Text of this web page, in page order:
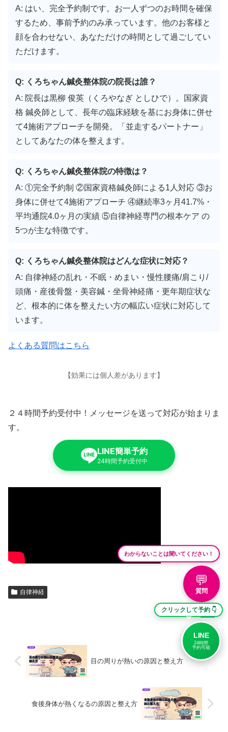
A: はい、完全予約制です。お一人ずつのお時間を確保
するため、事前予約のみ承っています。他のお客様と
顔を合わせない、あなただけの時間として過ごしてい
ただけます。
Q: くろちゃん鍼灸整体院の院長は誰？
A: 院長は黒柳 俊英（くろやなぎ としひで）。国家資
格 鍼灸師として、長年の臨床経験を基にお身体に併せ
て4施術アプローチを開発。「並走するパートナー」
としてあなたの体を整えます。
Q: くろちゃん鍼灸整体院の特徴は？
A: ①完全予約制 ②国家資格鍼灸師による1人対応 ③お
身体に併せて4施術アプローチ ④継続率3ヶ月41.7%・
平均通院4.0ヶ月の実績 ⑤自律神経専門の根本ケア の
5つが主な特徴です。
Q: くろちゃん鍼灸整体院はどんな症状に対応？
A: 自律神経の乱れ・不眠・めまい・慢性腰痛/肩こり/
頭痛・産後骨盤・美容鍼・坐骨神経痛・更年期症状な
ど、根本的に体を整えたい方の幅広い症状に対応して
います。
よくある質問はこちら
【効果には個人差があります】
２４時間予約受付中！メッセージを送って対応が始まりま
す。
LINE簡単予約
24時間予約受付中
自律神経
院長
目の周りが熱いの原因と整え方
食後身体が熱くなるの原因と整え方
わからないことは聞いてください！
💬
質問
クリックして予約 👇
LINE
24時間
予約可能